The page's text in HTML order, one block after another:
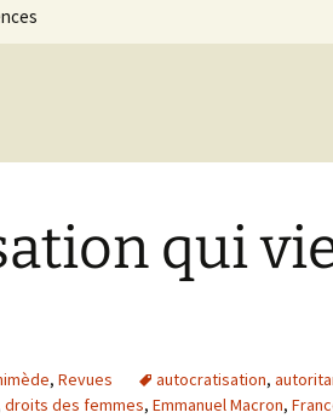
qui
, Revues autocratisation,
droits des femmes, Emmanuel Macron,